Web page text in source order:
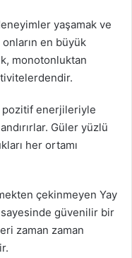
yaşamak ve
en büyük
monotonluktan
pozitif enerjileriyle
Güler yüzlü
her ortamı
çekinmeyen Yay
güvenilir bir
zaman zaman